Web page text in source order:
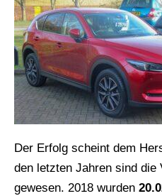
Der Erfolg scheint dem
den letzten Jahren sind die
gewesen. 2018 wurden